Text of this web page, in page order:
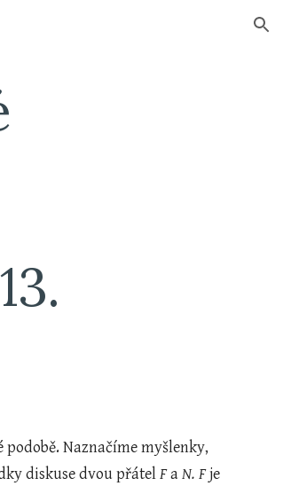
Naznačíme myšlenky,
diskuse dvou přátel F a N. F je